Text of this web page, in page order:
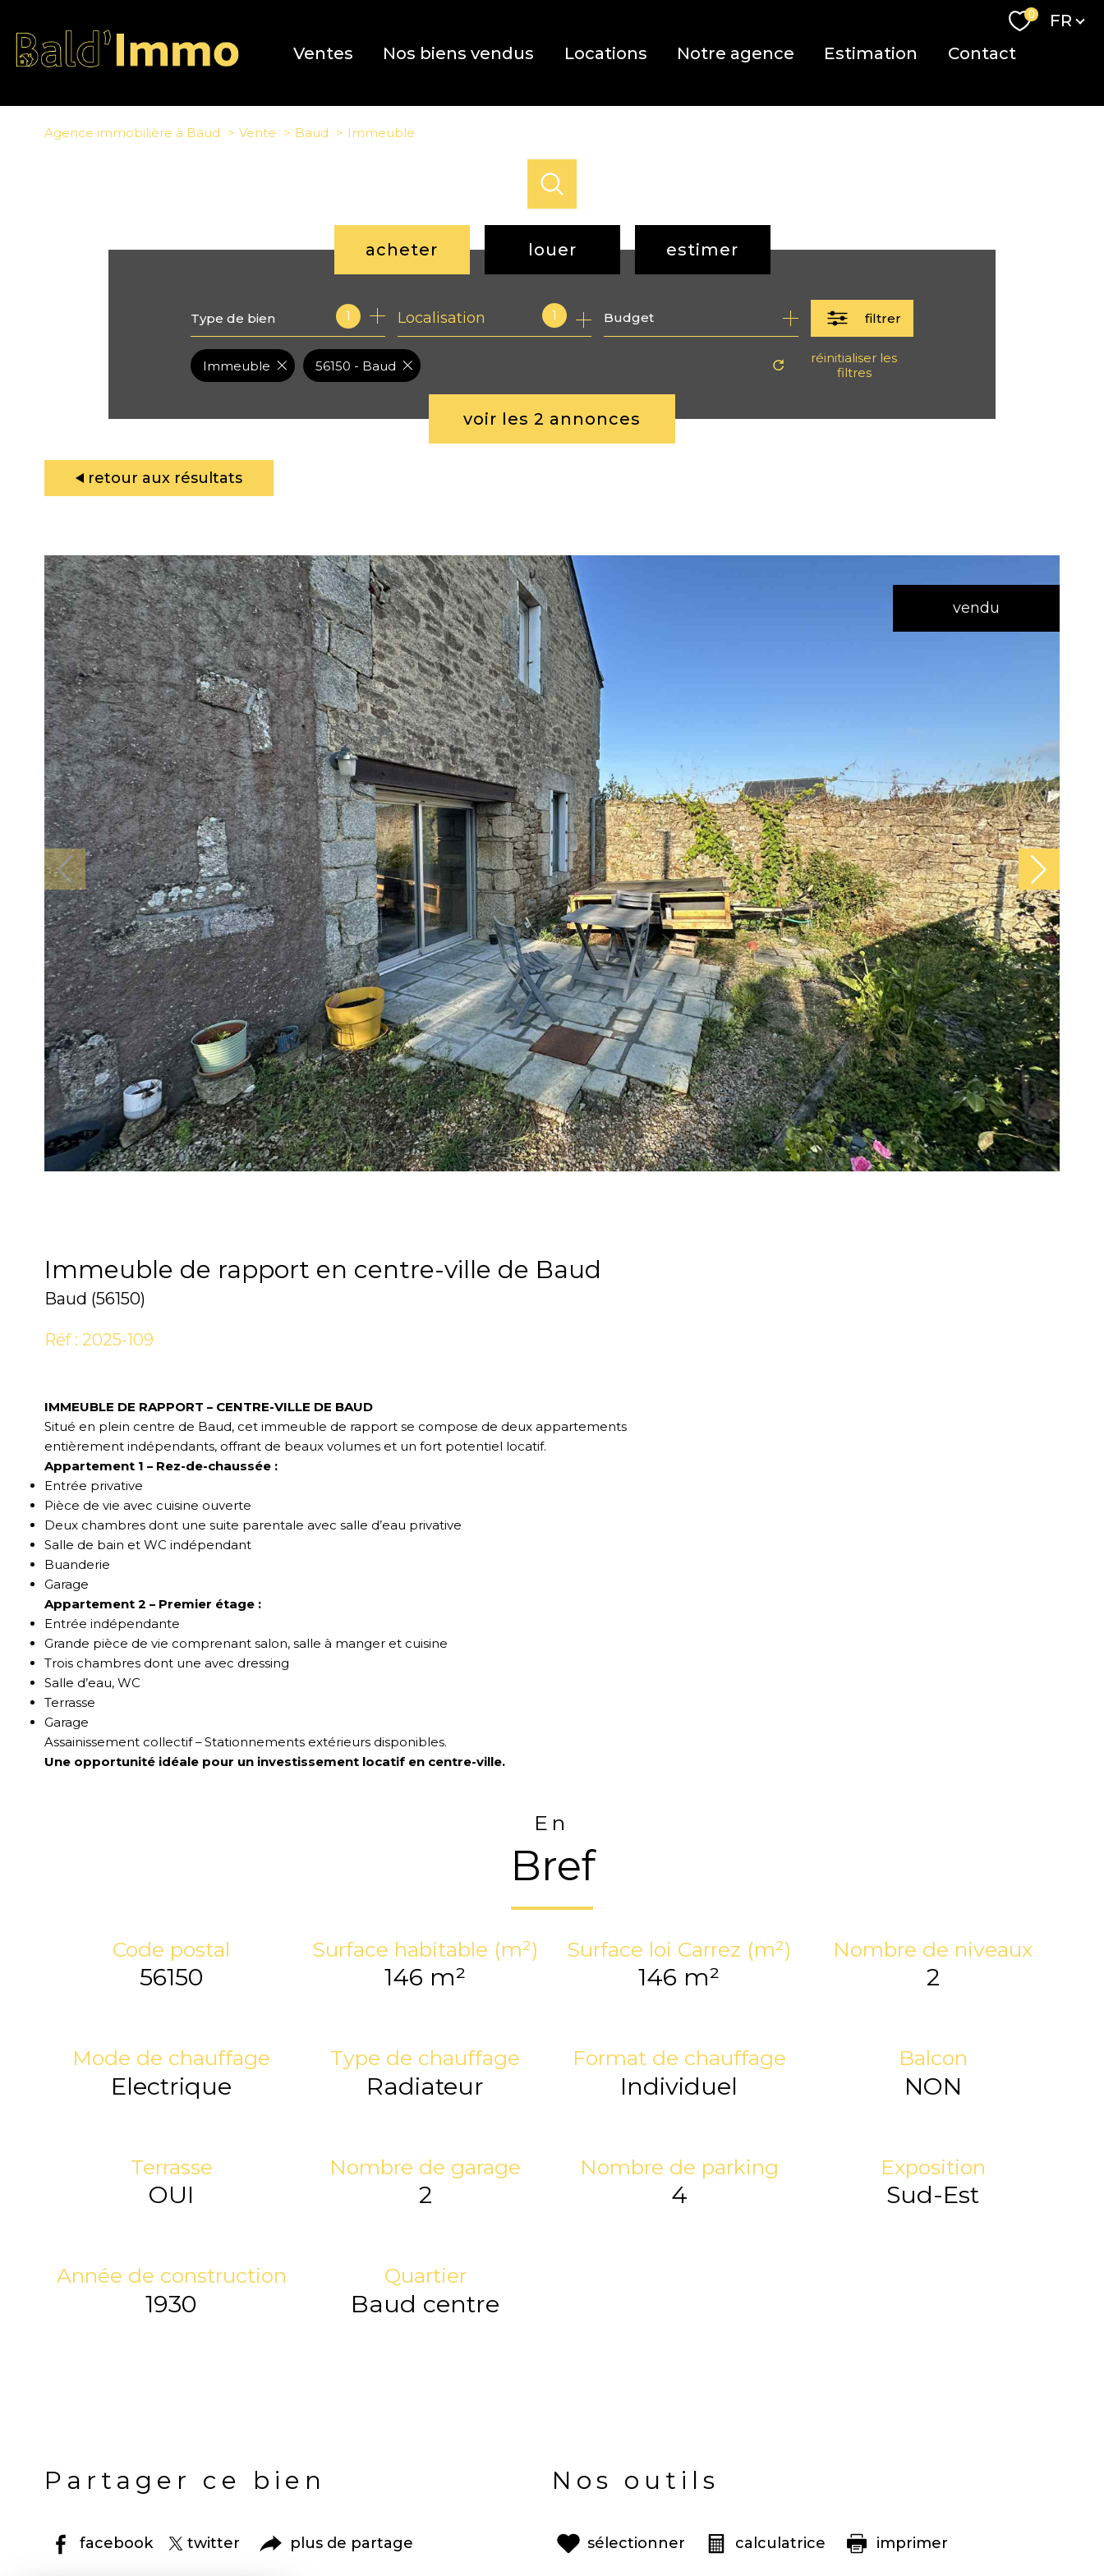
0 Langue
FR
Ventes Nos biens vendus Locations Notre agence Estimation Contact
Agence immobilière à Baud Vente Baud Immeuble
acheter
de l'ancien
de l'immo pro
louer
à l'année
estimer
Type de bien 1 1
Localisation Budget filtrer
voir les 2 annonces
Immeuble 56150 - Baud
réinitialiser les
filtres
retour aux résultats
vendu
Immeuble de rapport en centre-ville de Baud
Baud (56150)
Réf : 2025-109
IMMEUBLE DE RAPPORT – CENTRE-VILLE DE BAUD
Situé en plein centre de Baud, cet immeuble de rapport se compose de deux appartements
entièrement indépendants, offrant de beaux volumes et un fort potentiel locatif.
Appartement 1 – Rez-de-chaussée :
Entrée privative
Pièce de vie avec cuisine ouverte
Deux chambres dont une suite parentale avec salle d’eau privative
Salle de bain et WC indépendant
Buanderie
Garage
Appartement 2 – Premier étage :
Entrée indépendante
Grande pièce de vie comprenant salon, salle à manger et cuisine
Trois chambres dont une avec dressing
Salle d’eau, WC
Terrasse
Garage
Assainissement collectif – Stationnements extérieurs disponibles.
Une opportunité idéale pour un investissement locatif en centre-ville.
En
Bref
Code postal
56150
Surface habitable (m²)
146 m²
Surface loi Carrez (m²)
146 m²
Nombre de niveaux
2
Mode de chauffage
Electrique
Type de chauffage
Radiateur
Format de chauffage
Individuel
Balcon
NON
Terrasse
OUI
Nombre de garage
2
Nombre de parking
4
Exposition
Sud-Est
Année de construction
1930
Quartier
Baud centre
Partager ce bien
facebook twitter plus de partage
Nos outils
sélectionner calculatrice imprimer